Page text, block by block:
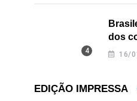
dos
16/
EDIÇÃO IMPRESSA